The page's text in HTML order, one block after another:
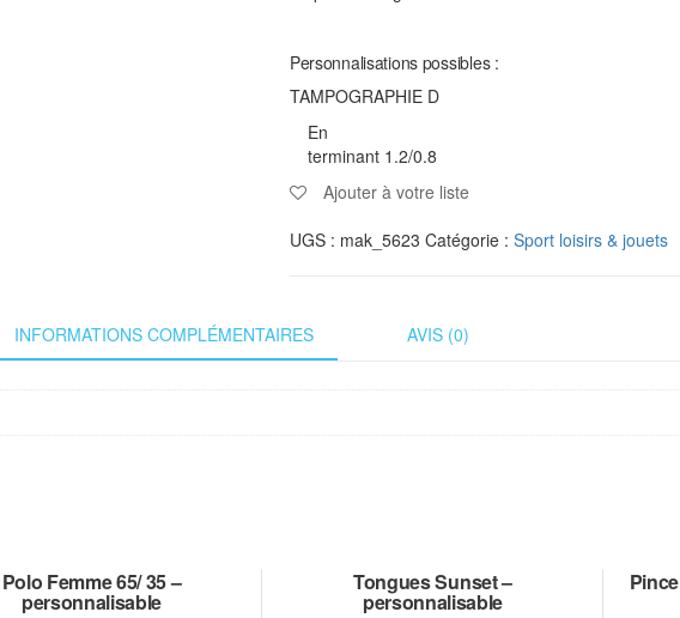
Personnalisations possibles :
TAMPOGRAPHIE D
En
terminant 1.2/0.8
Ajouter à votre liste
UGS : mak_5623 Catégorie : Sport loisirs & jouets
INFORMATIONS COMPLÉMENTAIRES AVIS (0)
Polo Femme 65/ 35 –
personnalisable
Tongues Sunset –
personnalisable